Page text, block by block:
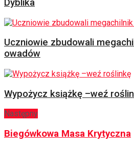
Dyblika
Uczniowie zbudowali
owadów
Wypożycz książkę –weź
Następny
Biegówkowa Masa Krytyczna